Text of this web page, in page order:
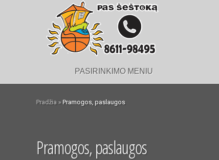
PASIRINKIMO MENIU
Pradžia » Pramogos, paslaugos
Pramogos, paslaugos